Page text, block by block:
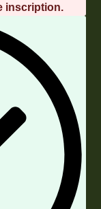
inscription.